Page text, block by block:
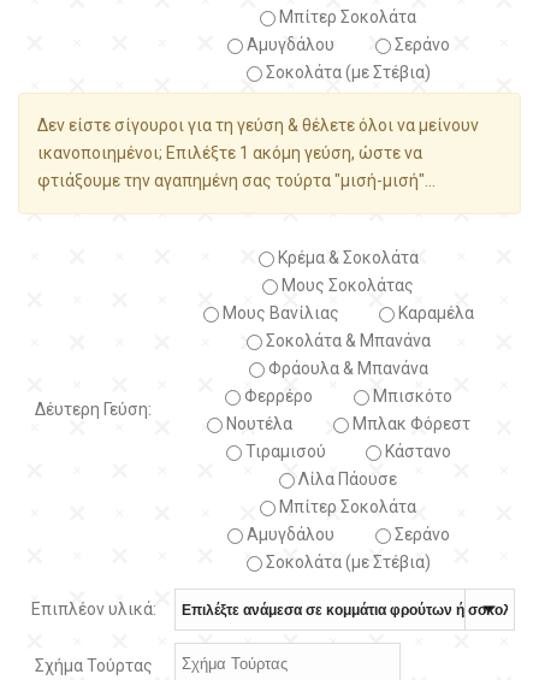
Μπίτερ Σοκολάτα
Αμυγδάλου
Σεράνο
Σοκολάτα (με Στέβια)
Δεν είστε σίγουροι για τη γεύση & θέλετε όλοι να μείνουν
ικανοποιημένοι; Επιλέξτε 1 ακόμη γεύση, ώστε να
φτιάξουμε την αγαπημένη σας τούρτα "μισή-μισή"...
Δέυτερη Γεύση:
Κρέμα & Σοκολάτα
Μους Σοκολάτας
Μους Βανίλιας
Καραμέλα
Σοκολάτα & Μπανάνα
Φράουλα & Μπανάνα
Φερρέρο
Μπισκότο
Νουτέλα
Μπλακ Φόρεστ
Τιραμισού
Κάστανο
Λίλα Πάουσε
Μπίτερ Σοκολάτα
Αμυγδάλου
Σεράνο
Σοκολάτα (με Στέβια)
Επιπλέον υλικά:
Σχήμα Τούρτας